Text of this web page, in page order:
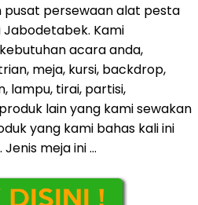
pusat persewaan alat pesta
Kami
acara anda,
meja, kursi, backdrop,
lampu, tirai, partisi,
lain yang kami sewakan
yang kami bahas kali ini
meja ini …